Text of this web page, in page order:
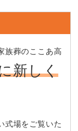
族葬のここあ高
新しく
式場をご覧いた